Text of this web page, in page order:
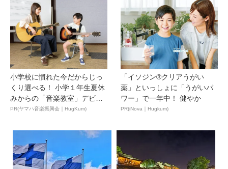
小学校に慣れた今だからじっ
くり選べる！ 小学１年生夏休
みからの「音楽教室」デビ
ュ...
PR(ヤマハ音楽振興会｜HugKum)
「イソジン®クリアうがい
薬」といっしょに「うがいパ
ワー」で一年中！ 健やか
PR(iNova｜Hugkum)